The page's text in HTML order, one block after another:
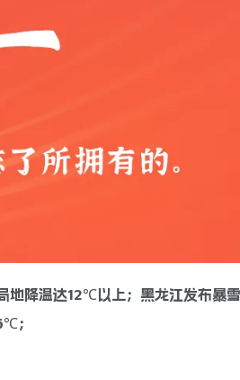
地降温达12℃以上；黑龙江发布暴雪
；